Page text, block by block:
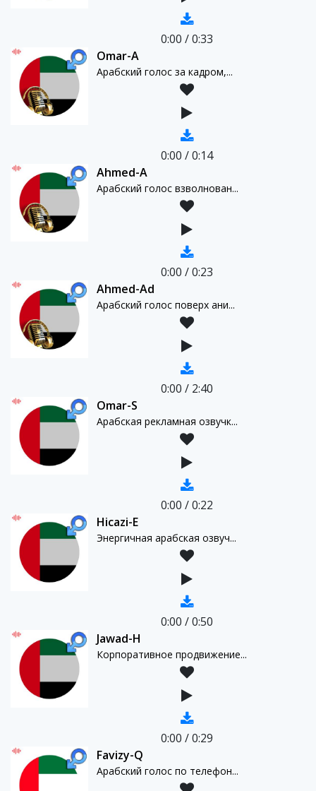
0:00 /0:33
Omar-A
Арабский голос за кадром,...
0:00 /0:14
Ahmed-A
Арабский голос взволнован...
0:00 /0:23
Ahmed-Ad
Арабский голос поверх ани...
0:00 / 2:40
Omar-S
Арабская рекламная озвучк...
0:00 /0:22
Hicazi-E
Энергичная арабская озвуч...
0:00 /0:50
Jawad-H
Корпоративное продвижение...
0:00 /0:29
Favizy-Q
Арабский голос по телефон...